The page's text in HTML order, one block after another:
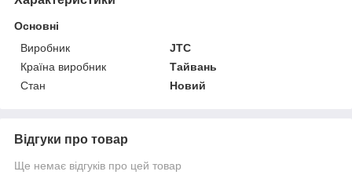
Основні
Виробник
JTC
Країна виробник
Тайвань
Стан
Новий
Відгуки про товар
Ще немає відгуків про цей товар